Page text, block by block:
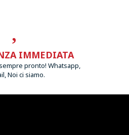
IMMEDIATA
pronto! Whatsapp,
Noi ci siamo.